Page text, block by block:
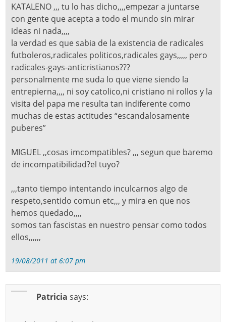
KATALENO ,,, tu lo has dicho,,,,empezar a juntarse
con gente que acepta a todo el mundo sin mirar
ideas ni nada,,,,
la verdad es que sabia de la existencia de radicales
futboleros,radicales politicos,radicales gays,,,,, pero
radicales-gays-anticristianos???
personalmente me suda lo que viene siendo la
entrepierna,,,, ni soy catolico,ni cristiano ni rollos y la
visita del papa me resulta tan indiferente como
muchas de estas actitudes “escandalosamente
puberes”
MIGUEL ,,cosas imcompatibles? ,,, segun que baremo
de incompatibilidad?el tuyo?
,,,tanto tiempo intentando inculcarnos algo de
respeto,sentido comun etc,,, y mira en que nos
hemos quedado,,,,
somos tan fascistas en nuestro pensar como todos
ellos,,,,,,
19/08/2011 at 6:07 pm
Patricia says: